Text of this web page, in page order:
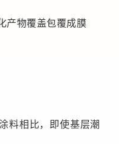
产物覆盖包覆成膜
料相比，即使基层潮